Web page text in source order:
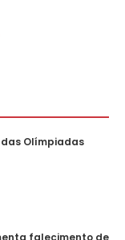
Olímpiadas
falecimento de